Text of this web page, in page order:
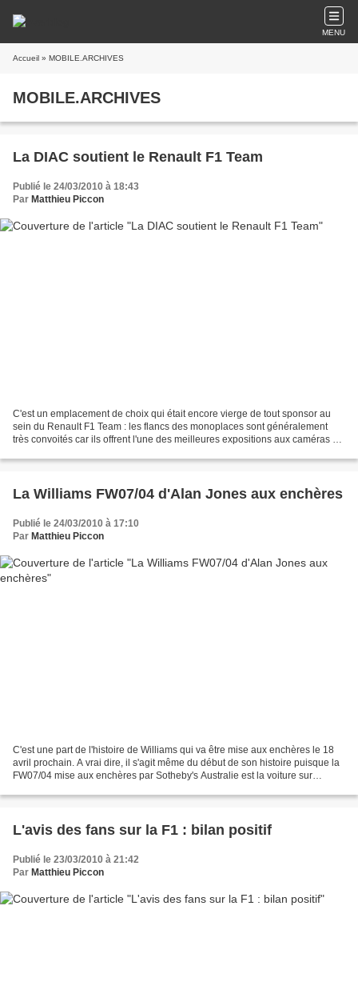
MENU
Accueil » MOBILE.ARCHIVES
MOBILE.ARCHIVES
La DIAC soutient le Renault F1 Team
Publié le 24/03/2010 à 18:43
Par Matthieu Piccon
C'est un emplacement de choix qui était encore vierge de tout sponsor au
sein du Renault F1 Team : les flancs des monoplaces sont généralement
très convoités car ils offrent l'une des meilleures expositions aux caméras de
La Williams FW07/04 d'Alan Jones aux enchères
Publié le 24/03/2010 à 17:10
Par Matthieu Piccon
C'est une part de l'histoire de Williams qui va être mise aux enchères le 18
avril prochain. A vrai dire, il s'agit même du début de son histoire puisque la
FW07/04 mise aux enchères par Sotheby's Australie est la voiture sur
L'avis des fans sur la F1 : bilan positif
Publié le 23/03/2010 à 21:42
Par Matthieu Piccon